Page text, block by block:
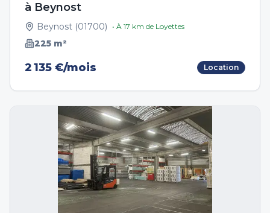
à Beynost
Beynost (01700) • À 17 km de Loyettes
225 m²
2 135 €/mois Location